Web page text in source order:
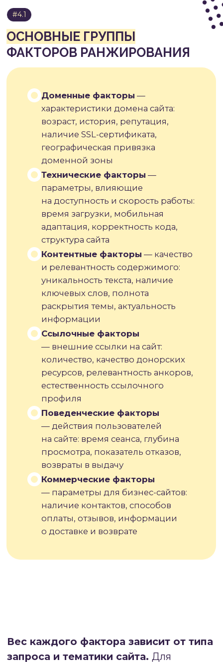
Матрикснет
машинного обучения,
объединяющая множество
факторов ранжирования
в единую модель оценки
Палех и Королёв— алгоритмы
для понимания смысла запросов
совпадения ключевых слов
Андромеда— технология
семантического анализа,
и связанные термины
YATI— алгоритм на основе
трансформеров для глубокого
понимания текстов
Корней— обновление 2025 года,
усиливающее значение
экспертности и опыта авторов
контента
Спектр — набор алгоритмов для
по критериям качества
обслуживания
Особенность Яндекса — сильная
локализация результатов поиска.
Система учитывает местоположение
пользователя и показывает
региональные сайты выше при
соответствующих запросах. Это делает
локальную SEO-оптимизацию
критически важной для бизнеса,
ВАЖНО!
Алгоритмы поисковых систем
обновляются постоянно — Google
вносит изменения несколько раз
в день, хотя крупные обновления
Поэтому стратегия продвижения
должна быть гибкой и адаптивной,
ценности для пользователей, а не на
Качество контента остается одним
из фундаментальных факторов